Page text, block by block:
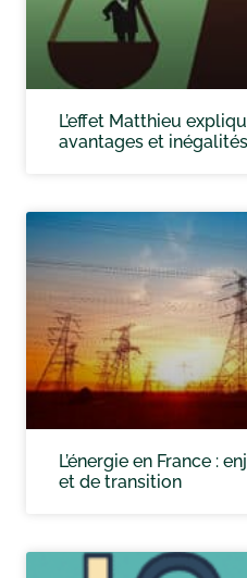
L’effet Matthieu
avantages et inégalités
L’énergie en France :
et de transition